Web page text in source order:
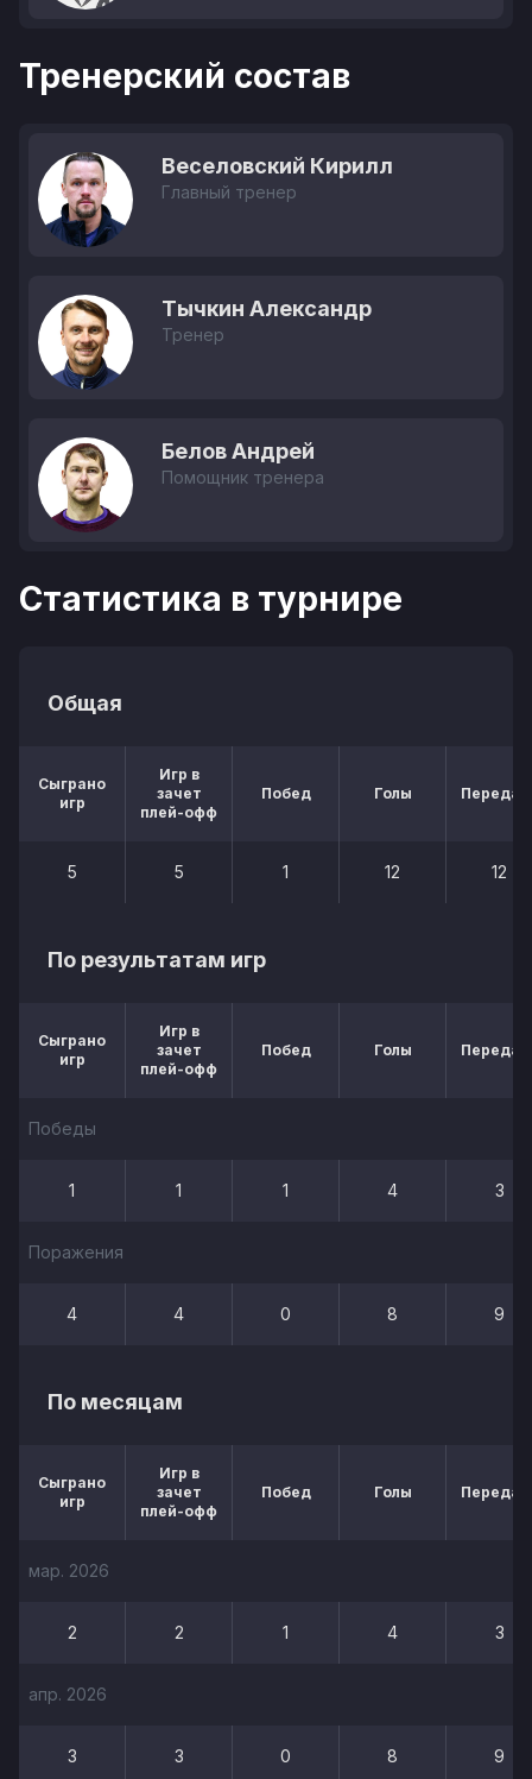
Тренерский состав
Веселовский Кирилл
Главный тренер
Тычкин Александр
Тренер
Белов Андрей
Помощник тренера
Статистика в турнире
Общая
Сыграно
игр
Игр в
зачет
плей-офф
Побед Голы
5 5 1 12 12
По результатам игр
Сыграно
игр
Игр в
зачет
плей-офф
Побед Голы
Победы
1 1 1 4 3
Поражения
4 4 0 8 9
По месяцам
Сыграно
игр
Игр в
зачет
плей-офф
Побед Голы
мар. 2026
2 2 1 4 3
апр. 2026
3 3 0 8 9